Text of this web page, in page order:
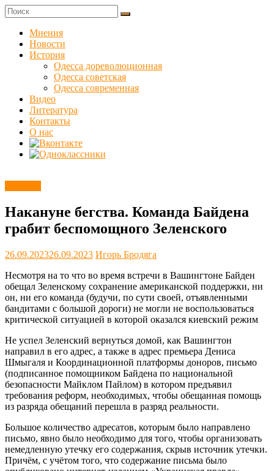
Skip
to
content
Куликовец
Сайт
одесского
сопротивления
Мнения
Новости
История
Одесса дореволюционная
Одесса советская
Одесса современная
Видео
Литература
Контакты
О нас
Накануне бегства. Команда Байдена
грабит беспомощного Зеленского
26.09.202326.09.2023 Игорь Бродяга
Несмотря на то что во время встречи в Вашингтоне Байден
обещал Зеленскому сохранение американской поддержки, ни
он, ни его команда (будучи, по сути своей, отъявленными
бандитами с большой дороги) не могли не воспользоваться
критической ситуацией в которой оказался киевский режим
Не успел Зеленский вернуться домой, как Вашингтон
направил в его адрес, а также в адрес премьера Дениса
Шмыгаля и Координационной платформы доноров, письмо
(подписанное помощником Байдена по национальной
безопасности Майклом Пайлом) в котором предъявил
требования реформ, необходимых, чтобы обещанная помощь
из разряда обещаний перешла в разряд реальности.
Большое количество адресатов, которым было направлено
письмо, явно было необходимо для того, чтобы организовать
немедленную утечку его содержания, скрыв источник утечки.
Причём, с учётом того, что содержание письма было